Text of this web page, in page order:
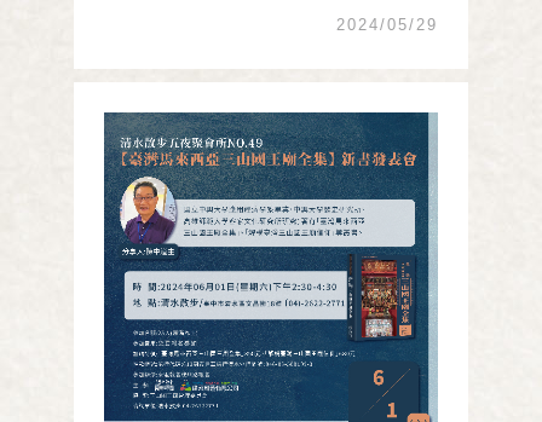
濕地有藍碳可賣嗎?甲安埔農地碳匯的黃
伙來掌握2050淨零排放的世界趨勢！請中
火、風電、高碳產 ...
2024/05/29